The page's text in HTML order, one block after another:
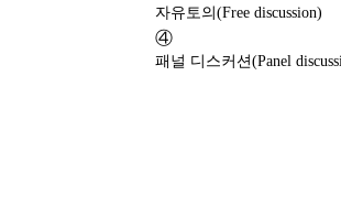
자유토의(Free discussion)
④
패널 디스커션(Panel